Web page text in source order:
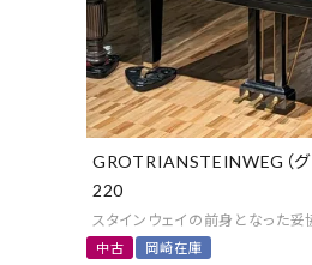
GROTRIANSTEINWEG（グ
220
スタインウェイの前身となった妥
中古 岡崎在庫